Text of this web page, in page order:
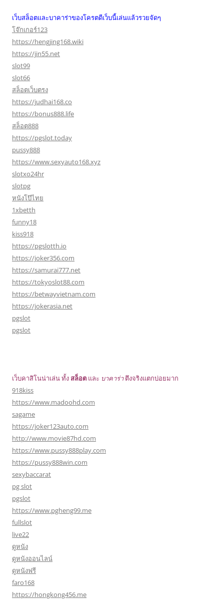
เว็บสล็อตและบาคาร่าของโครตดีเว็บนี้เล่นแล้วรวยจัดๆ
โจ๊กเกอร์123
https://hengjing168.wiki
https://jin55.net
slot99
slot66
สล็อตเว็บตรง
https://judhai168.co
https://bonus888.life
สล็อต888
https://pgslot.today
pussy888
https://www.sexyauto168.xyz
slotxo24hr
slotpg
หนังโป๊ไทย
1xbetth
funny18
kiss918
https://pgslotth.io
https://joker356.com
https://samurai777.net
https://tokyoslot88.com
https://betwayvietnam.com
https://jokerasia.net
pgslot
pgslot
เว็บคาสิโนน่าเล่น ทั้งสล็อต และ บาคาร่าตึงจริงแตกบ่อยมาก
918kiss
https://www.madoohd.com
sagame
https://joker123auto.com
http://www.movie87hd.com
https://www.pussy888play.com
https://pussy888win.com
sexybaccarat
pg slot
pgslot
https://www.pgheng99.me
fullslot
live22
ดูหนัง
ดูหนังออนไลน์
ดูหนังฟรี
faro168
https://hongkong456.me